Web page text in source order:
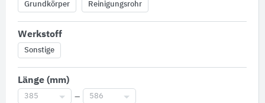
Grundkörper Reinigungsrohr
Werkstoff
Sonstige
Länge (mm)
385 – 586